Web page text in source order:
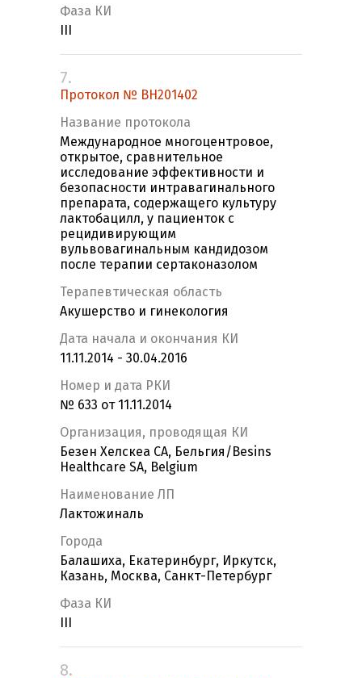
Фаза КИ
7.
Протокол № BH201402
Название протокола
Международное многоцентровое,
открытое, сравнительное
исследование эффективности и
безопасности интравагинального
препарата, содержащего культуру
лактобацилл, у пациенток с
рецидивирующим
вульвовагинальным кандидозом
после терапии сертаконазолом
Терапевтическая область
Акушерство и гинекология
Дата начала и окончания КИ
11.11.2014 - 30.04.2016
Номер и дата РКИ
№ 633 от 11.11.2014
Организация, проводящая КИ
Безен Хелскеа СА, Бельгия/Besins
Healthcare SA, Belgium
Наименование ЛП
Лактожиналь
Города
Балашиха, Екатеринбург, Иркутск,
Казань, Москва, Санкт-Петербург
Фаза КИ
8.